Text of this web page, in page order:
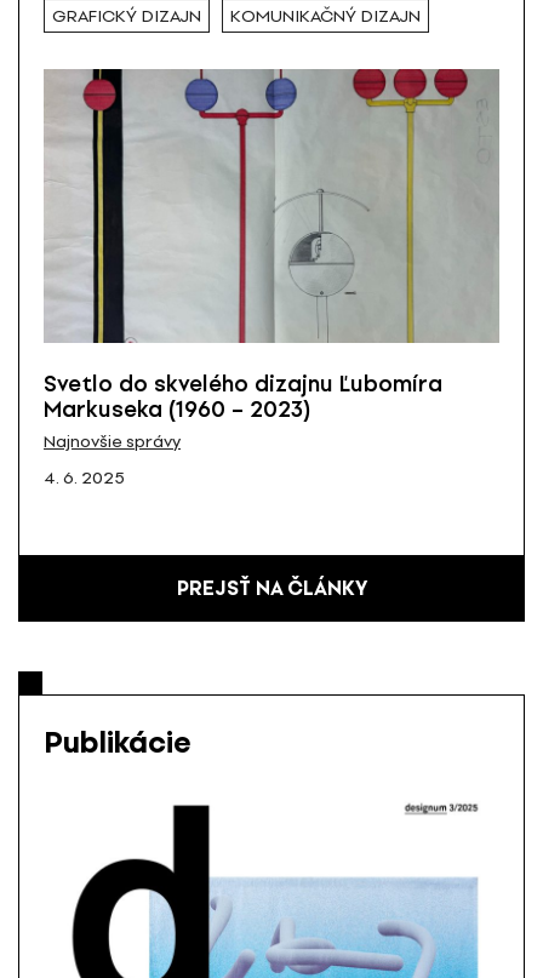
GRAFICKÝ DIZAJN KOMUNIKAČNÝ DIZAJN
Svetlo do skvelého dizajnu Ľubomíra
Markuseka (1960 – 2023)
Najnovšie správy
4. 6. 2025
PREJSŤ NA ČLÁNKY
Publikácie